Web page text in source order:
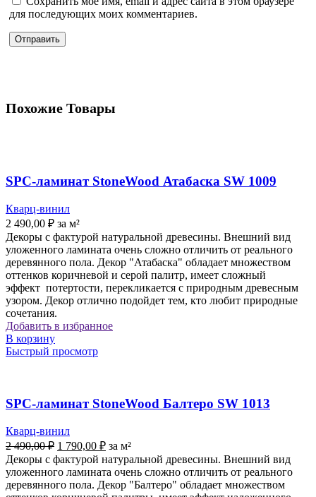
для последующих моих комментариев.
Похожие Товары
SPC-ламинат StoneWood Атабаска SW 1009
Кварц-винил
2 490,00 ₽ за м²
Декоры с фактурой натуральной древесины. Внешний вид
уложенного ламината очень сложно отличить от реального
деревянного пола. Декор "Атабаска" обладает множеством
оттенков коричневой и серой палитр, имеет сложный
эффект потертости, перекликается с природным древесным
узором. Декор отлично подойдет тем, кто любит природные
сочетания.
Добавить в избранное
В корзину
Быстрый просмотр
SPC-ламинат StoneWood Балтеро SW 1013
Кварц-винил
2 490,00₽ Первоначальная
цена
составляла
2
1 790,00 ₽Текущая
цена:
1
790,00 ₽.
за м²
Декоры с фактурой натуральной древесины. Внешний вид
уложенного ламината очень сложно отличить от реального
деревянного пола. Декор "Балтеро" обладает множеством